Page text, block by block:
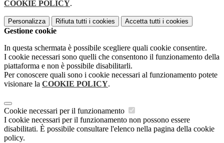
COOKIE POLICY.
Personalizza Rifiuta tutti i cookies Accetta tutti i cookies
Gestione cookie
In questa schermata è possibile scegliere quali cookie consentire.
I cookie necessari sono quelli che consentono il funzionamento della
piattaforma e non è possibile disabilitarli.
Per conoscere quali sono i cookie necessari al funzionamento potete
visionare la COOKIE POLICY.
Cookie necessari per il funzionamento
I cookie necessari per il funzionamento non possono essere
disabilitati. È possibile consultare l'elenco nella pagina della cookie
policy.